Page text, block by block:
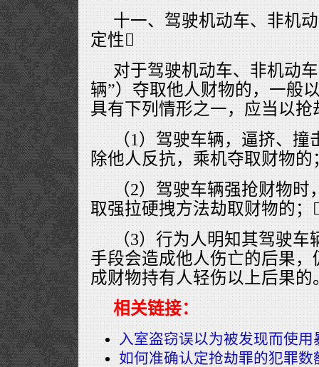
十一、驾驶机动车、非机
定性
对于驾驶机动车、非机动
辆”）夺取他人财物的，一般
具有下列情形之一，应当以
（1）驾驶车辆，逼挤、撞
除他人反抗，乘机夺取财物的
（2）驾驶车辆强抢财物时
取强拉硬拽方法劫取财物的；
（3）行为人明知其驾驶车
手段会造成他人伤亡的后果
成财物持有人轻伤以上后果的
相关链接：
入室盗窃误以为被发现而使
如何准确认定抢劫罪的犯罪数